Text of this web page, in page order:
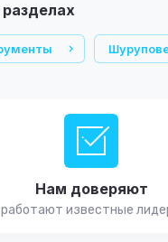
Нам доверяют
известные